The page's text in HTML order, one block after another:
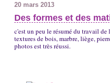
20 mars 2013
Des formes et des
c'est un peu le résumé du travail de
textures de bois, marbre, liège,
photos est très réussi.